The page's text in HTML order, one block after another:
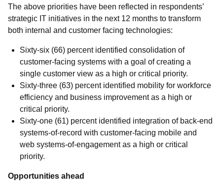
The above priorities have been reflected in respondents’
strategic IT initiatives in the next 12 months to transform
both internal and customer facing technologies:
Sixty-six (66) percent identified consolidation of
customer-facing systems with a goal of creating a
single customer view as a high or critical priority.
Sixty-three (63) percent identified mobility for workforce
efficiency and business improvement as a high or
critical priority.
Sixty-one (61) percent identified integration of back-end
systems-of-record with customer-facing mobile and
web systems-of-engagement as a high or critical
priority.
Opportunities ahead